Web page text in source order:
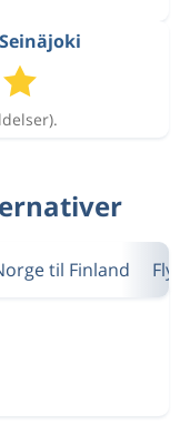
til Finland